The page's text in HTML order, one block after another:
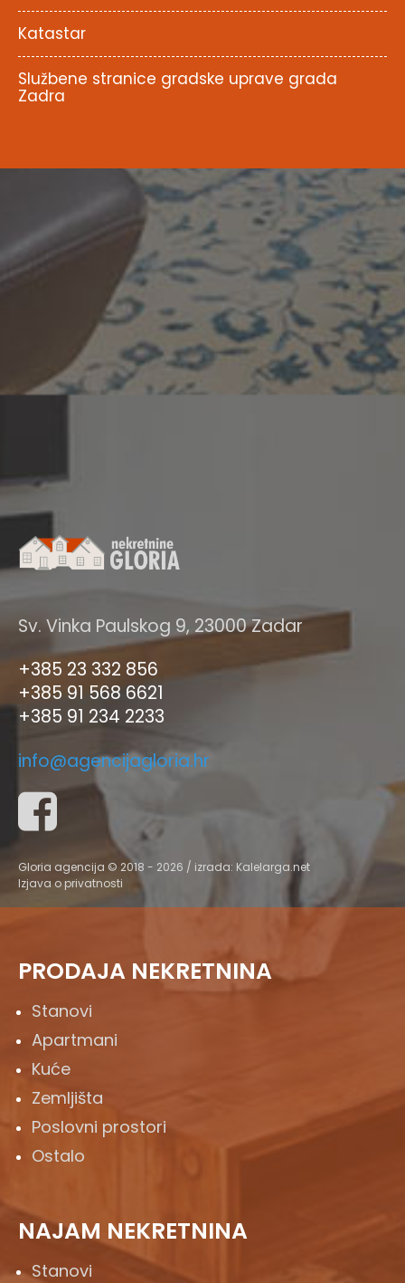
Katastar
Službene stranice gradske uprave grada
Zadra
Sv. Vinka Paulskog 9, 23000 Zadar
+385 23 332 856
+385 91 568 6621
+385 91 234 2233
info@agencijagloria.hr
Gloria agencija © 2018 - 2026 / izrada: Kalelarga.net
Izjava o privatnosti
PRODAJA NEKRETNINA
Stanovi
Apartmani
Kuće
Zemljišta
Poslovni prostori
Ostalo
NAJAM NEKRETNINA
Stanovi